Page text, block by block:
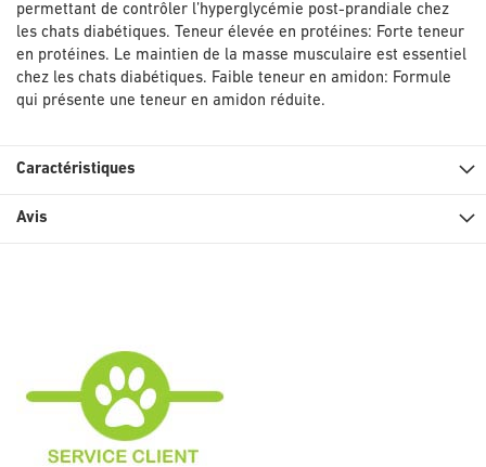
permettant de contrôler l’hyperglycémie post-prandiale chez
les chats diabétiques. Teneur élevée en protéines: Forte teneur
en protéines. Le maintien de la masse musculaire est essentiel
chez les chats diabétiques. Faible teneur en amidon: Formule
qui présente une teneur en amidon réduite.
Caractéristiques
Avis